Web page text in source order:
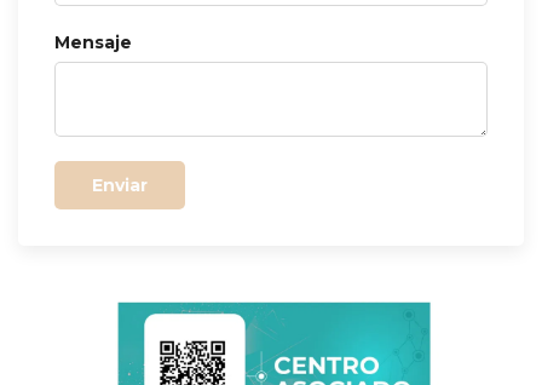
Mensaje
Enviar